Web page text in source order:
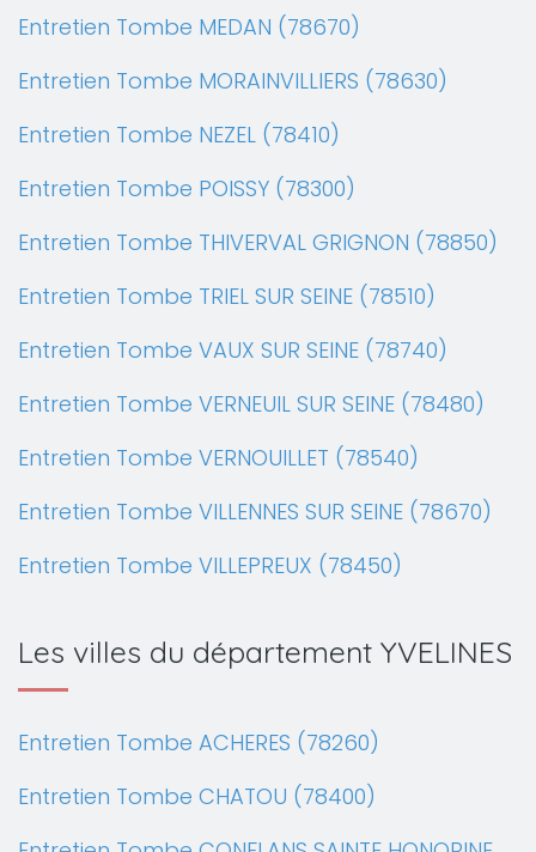
Entretien Tombe MEDAN (78670)
Entretien Tombe MORAINVILLIERS (78630)
Entretien Tombe NEZEL (78410)
Entretien Tombe POISSY (78300)
Entretien Tombe THIVERVAL GRIGNON (78850)
Entretien Tombe TRIEL SUR SEINE (78510)
Entretien Tombe VAUX SUR SEINE (78740)
Entretien Tombe VERNEUIL SUR SEINE (78480)
Entretien Tombe VERNOUILLET (78540)
Entretien Tombe VILLENNES SUR SEINE (78670)
Entretien Tombe VILLEPREUX (78450)
Les villes du département YVELINES
Entretien Tombe ACHERES (78260)
Entretien Tombe CHATOU (78400)